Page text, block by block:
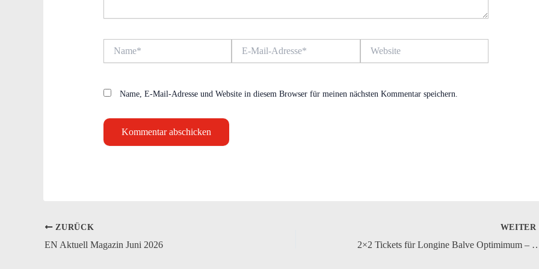
Mail-
Name, E-Mail-Adresse und Website in diesem Browser für meinen nächsten Kommentar speichern.
ZURÜCK
EN Aktuell Magazin Juni 2026
WEITER
2×2 Tickets für Longine Balve Optimimum – Deutsche